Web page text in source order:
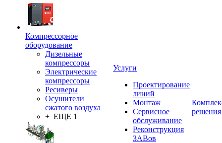
Компрессорное
оборудование
Дизельные
компрессоры
Электрические
компрессоры
Ресиверы
Осушители
сжатого воздуха
+ ЕЩЕ 1
Услуги
Проектирование
линий
Монтаж
Сервисное
обслуживание
Реконструкция
ЗАВов
решения